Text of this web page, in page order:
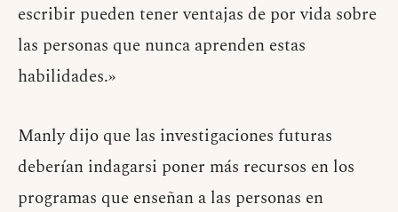
escribir pueden tener ventajas de por vida sobre
las personas que nunca aprenden estas
habilidades.»
Manly dijo que las investigaciones futuras
deberían indagarsi poner más recursos en los
programas que enseñan a las personas en